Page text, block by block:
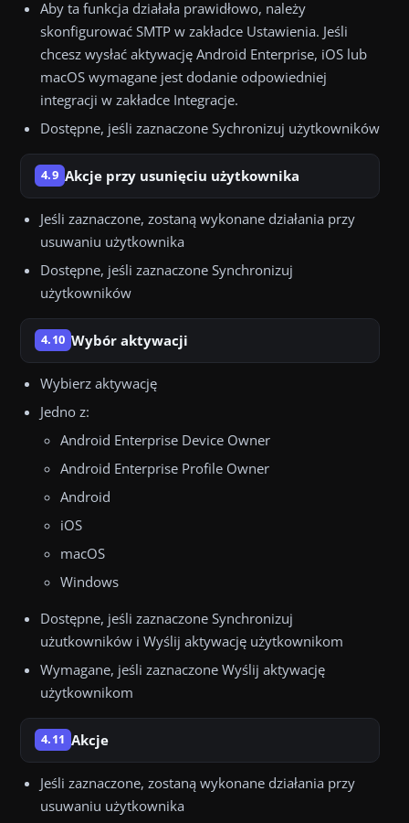
Aby ta funkcja działała prawidłowo, należy
skonfigurować SMTP w zakładce Ustawienia. Jeśli
chcesz wysłać aktywację Android Enterprise, iOS lub
macOS wymagane jest dodanie odpowiedniej
integracji w zakładce Integracje.
Dostępne, jeśli zaznaczone Sychronizuj użytkowników
4.9 Akcje przy usunięciu użytkownika
Jeśli zaznaczone, zostaną wykonane działania przy
usuwaniu użytkownika
Dostępne, jeśli zaznaczone Synchronizuj
użytkowników
4.10 Wybór aktywacji
Wybierz aktywację
Jedno z:
Android Enterprise Device Owner
Android Enterprise Profile Owner
Android
iOS
macOS
Windows
Dostępne, jeśli zaznaczone Synchronizuj
użutkowników i Wyślij aktywację użytkownikom
Wymagane, jeśli zaznaczone Wyślij aktywację
użytkownikom
4.11 Akcje
Jeśli zaznaczone, zostaną wykonane działania przy
usuwaniu użytkownika